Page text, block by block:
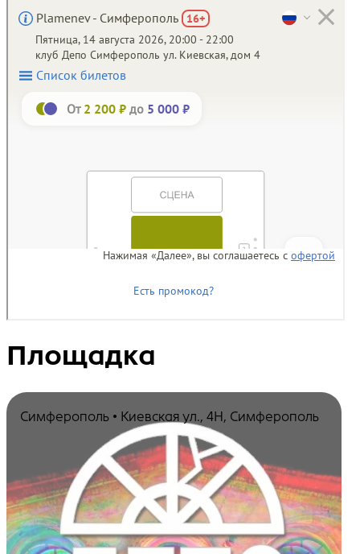
Площадка
Симферополь • Киевская ул., 4Н, Симферополь